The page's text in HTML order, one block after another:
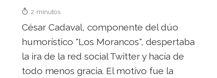
2 minutos
César Cadaval, componente del dúo
humorístico "Los Morancos", despertaba
la ira de la red social Twitter y hacía de
todo menos gracia. El motivo fue la